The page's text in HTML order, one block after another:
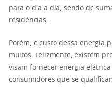
para o dia a dia, sendo de
residências.
Porém, o custo dessa energia
muitos. Felizmente, existem
visam fornecer energia
consumidores que se